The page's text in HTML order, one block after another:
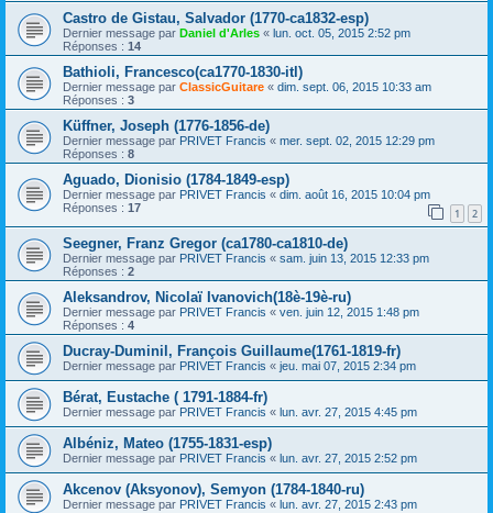
Castro de Gistau, Salvador (1770-ca1832-esp)
Dernier message par Daniel d'Arles « lun. oct. 05, 2015 2:52 pm
Réponses : 14
Bathioli, Francesco(ca1770-1830-itl)
Dernier message par ClassicGuitare « dim. sept. 06, 2015 10:33 am
Réponses : 3
Küffner, Joseph (1776-1856-de)
Dernier message par PRIVET Francis « mer. sept. 02, 2015 12:29 pm
Réponses : 8
Aguado, Dionisio (1784-1849-esp)
Dernier message par PRIVET Francis « dim. août 16, 2015 10:04 pm
Réponses : 17 1 2
Seegner, Franz Gregor (ca1780-ca1810-de)
Dernier message par PRIVET Francis « sam. juin 13, 2015 12:33 pm
Réponses : 2
Aleksandrov, Nicolaï Ivanovich(18è-19è-ru)
Dernier message par PRIVET Francis « ven. juin 12, 2015 1:48 pm
Réponses : 4
Ducray-Duminil, François Guillaume(1761-1819-fr)
Dernier message par PRIVET Francis « jeu. mai 07, 2015 2:34 pm
Bérat, Eustache ( 1791-1884-fr)
Dernier message par PRIVET Francis « lun. avr. 27, 2015 4:45 pm
Albéniz, Mateo (1755-1831-esp)
Dernier message par PRIVET Francis « lun. avr. 27, 2015 2:52 pm
Akcenov (Aksyonov), Semyon (1784-1840-ru)
Dernier message par PRIVET Francis « lun. avr. 27, 2015 2:43 pm